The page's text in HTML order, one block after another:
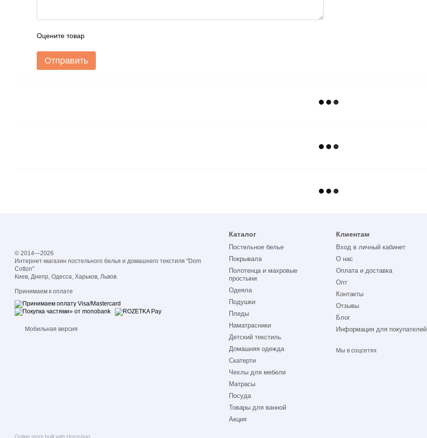
Оцените товар
Отправить
© 2014—2026
Интернет-магазин постельного белья и домашнего текстиля "Dom
Cotton"
Киев, Днепр, Одесса, Харьков, Львов.
Принимаем к оплате
Мобильная версия
Online store built with Horoshop
Каталог
Постельное белье
Покрывала
Полотенца и махровые
простыни
Одеяла
Подушки
Пледы
Наматрасники
Детский текстиль
Домашняя одежда
Скатерти
Чехлы для мебели
Матрасы
Посуда
Товары для ванной
Акция
Клиентам
Вход в личный кабинет
О нас
Оплата и доставка
Опт
Контакты
Отзывы
Блог
Информация для покупателей
Мы в соцсетях